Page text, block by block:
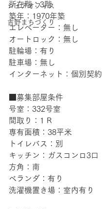
シェアオフィス
吉野まちづくり
所在階：3階
築年：1970年築
エレベーター：無し
オートロック：無し
駐輪場：有り
駐車場：無し
インターネット：個別契約
■募集部屋条件
号室：332号室
間取り：1 R
専有面積：38平米
トイレバス：別
キッチン：ガスコンロ3口
方角：南
ベランダ：有り
洗濯機置き場：室内有り